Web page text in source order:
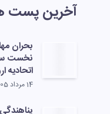
آخرین پست
بحران
نخست
اتحادیه
14 مرداد 1405